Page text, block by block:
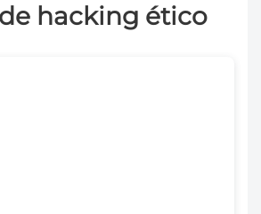
hacking ético